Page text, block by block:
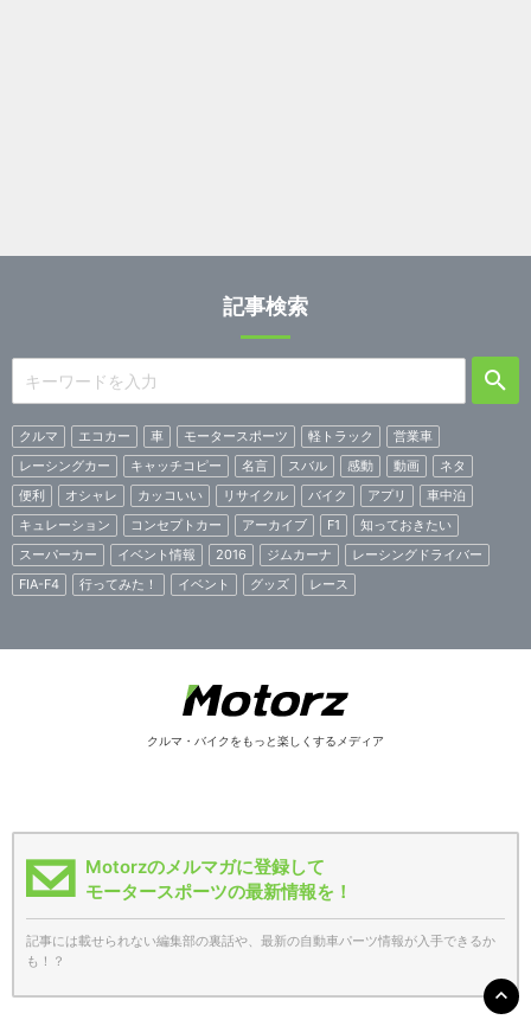
記事検索
クルマ エコカー 車 モータースポーツ 軽トラック
営業車
レーシングカー
キャッチコピー 名言 スバル 感動 動画
ネタ
便利
オシャレ カッコいい リサイクル バイク アプリ
車中泊
キュレーション
コンセプトカー アーカイブ F1
知っておきたい
スーパーカー
イベント情報 2016 ジムカーナ
レーシングドライバー
FIA-F4
行ってみた！ イベント グッズ レース
クルマ・バイクをもっと楽しくするメディア
Motorzのメルマガに登録して
モータースポーツの最新情報を！
記事には載せられない編集部の裏話や、最新の自動車パーツ情報が入手できるか
も！？